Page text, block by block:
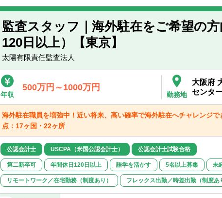
▽下記のいずれかの資格
■公認会計士（JICPA）
■USCPA
【歓迎経験・スキル】
＜両ポジション共通＞
■外国語（英語や中国語）でのコミュニケーショ
■財務報告ガバナンス・プロセス関連
・内部統制（J-SOX）の見直し・効率化
・決算早期化・効率化支援
・買収時の財務報告プロセス構築（PMI）支援
・経理・財務業務におけるDX対応支援
・原価計算制度の導入・精緻化支援
・決算業務支援
上記の他、財務諸表監査・内部統制監査業務や官
従事することも可能です。
監査スタッフ｜海外駐在をご希望の
120日以上）【東京】
太陽有限責任監査法人
年収
500万円～1000万円
勤務地
大阪府
センタ
海外駐在職員を増強中！近い将来、高い確率で海外駐在へチャレンジ
点：17ヶ国・22ヶ所
公認会計士 USCPA（米国公認会計士） 公認会計士試験合格
第二新卒可 年間休日120日以上 語学を活かす 5名以上募集 未
リモートワーク／在宅勤務（制度あり） フレックス出勤／時差出勤（制度あ